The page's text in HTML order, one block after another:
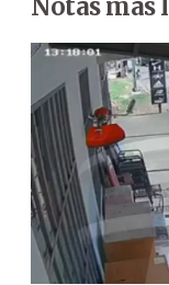
Notas más